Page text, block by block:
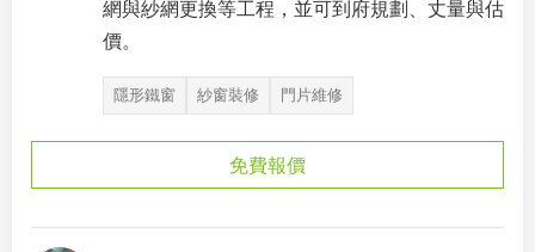
網與紗網更換等工程，並可到府規劃、丈量與估
價。
隱形鐵窗 紗窗裝修 門片維修
免費報價